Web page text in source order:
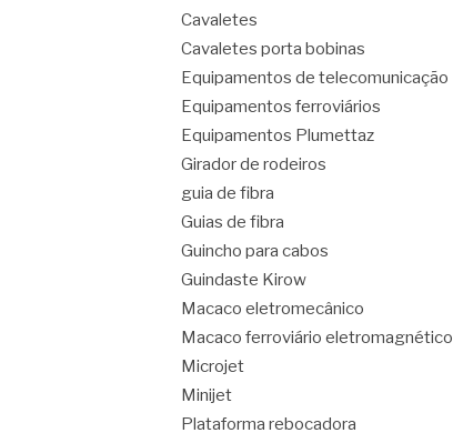
Cavaletes
Cavaletes porta bobinas
Equipamentos de telecomunicação
Equipamentos ferroviários
Equipamentos Plumettaz
Girador de rodeiros
guia de fibra
Guias de fibra
Guincho para cabos
Guindaste Kirow
Macaco eletromecânico
Macaco ferroviário eletromagnético
Microjet
Minijet
Plataforma rebocadora